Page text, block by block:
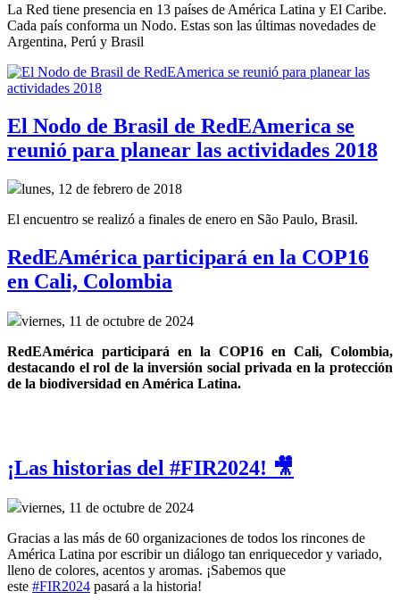
La Red tiene presencia en 13 países de América Latina y El Caribe.
Cada país conforma un Nodo. Estas son las últimas novedades de
Argentina, Perú y Brasil
El Nodo de Brasil de RedEAmerica se
reunió para planear las actividades 2018
lunes, 12 de febrero de 2018
El encuentro se realizó a finales de enero en São Paulo, Brasil.
RedEAmérica participará en la COP16
en Cali, Colombia
viernes, 11 de octubre de 2024
RedEAmérica participará en la COP16 en Cali, Colombia,
destacando el rol de la inversión social privada en la protección
de la biodiversidad en América Latina.
¡Las historias del #FIR2024! 🎥
viernes, 11 de octubre de 2024
Gracias a las más de 60 organizaciones de todos los rincones de
América Latina por escribir un diálogo tan enriquecedor y variado,
lleno de colores, acentos y aromas. ¡Sabemos que
este #FIR2024 pasará a la historia!